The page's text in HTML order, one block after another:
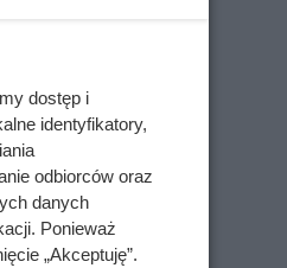
jak
dostęp i
identyfikatory,
odbiorców oraz
danych
Ponieważ
„Akceptuję”.